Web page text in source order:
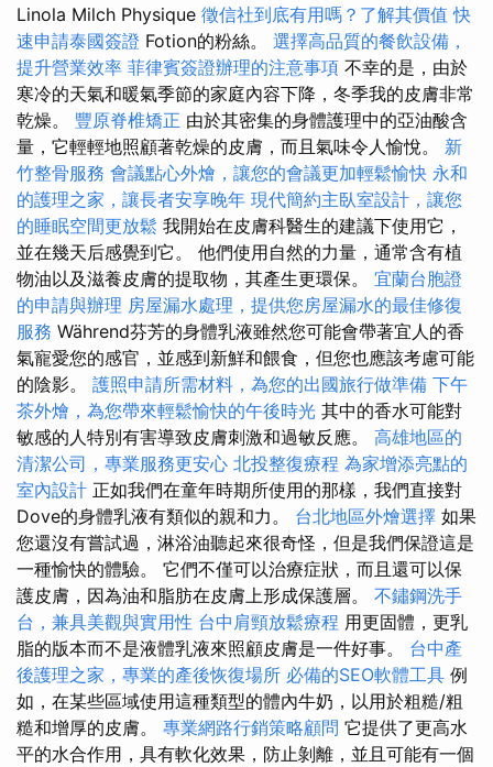
Linola Milch Physique 徵信社到底有用嗎？了解其價值 快
速申請泰國簽證 Fotion的粉絲。 選擇高品質的餐飲設備，
提升營業效率 菲律賓簽證辦理的注意事項 不幸的是，由於
寒冷的天氣和暖氣季節的家庭內容下降，冬季我的皮膚非常
乾燥。 豐原脊椎矯正 由於其密集的身體護理中的亞油酸含
量，它輕輕地照顧著乾燥的皮膚，而且氣味令人愉悅。 新
竹整骨服務 會議點心外燴，讓您的會議更加輕鬆愉快 永和
的護理之家，讓長者安享晚年 現代簡約主臥室設計，讓您
的睡眠空間更放鬆 我開始在皮膚科醫生的建議下使用它，
並在幾天后感覺到它。 他們使用自然的力量，通常含有植
物油以及滋養皮膚的提取物，其產生更環保。 宜蘭台胞證
的申請與辦理 房屋漏水處理，提供您房屋漏水的最佳修復
服務 Während芬芳的身體乳液雖然您可能會帶著宜人的香
氣寵愛您的感官，並感到新鮮和餵食，但您也應該考慮可能
的陰影。 護照申請所需材料，為您的出國旅行做準備 下午
茶外燴，為您帶來輕鬆愉快的午後時光 其中的香水可能對
敏感的人特別有害導致皮膚刺激和過敏反應。 高雄地區的
清潔公司，專業服務更安心 北投整復療程 為家增添亮點的
室內設計 正如我們在童年時期所使用的那樣，我們直接對
Dove的身體乳液有類似的親和力。 台北地區外燴選擇 如果
您還沒有嘗試過，淋浴油聽起來很奇怪，但是我們保證這是
一種愉快的體驗。 它們不僅可以治療症狀，而且還可以保
護皮膚，因為油和脂肪在皮膚上形成保護層。 不鏽鋼洗手
台，兼具美觀與實用性 台中肩頸放鬆療程 用更固體，更乳
脂的版本而不是液體乳液來照顧皮膚是一件好事。 台中產
後護理之家，專業的產後恢復場所 必備的SEO軟體工具 例
如，在某些區域使用這種類型的體內牛奶，以用於粗糙/粗
糙和增厚的皮膚。 專業網路行銷策略顧問 它提供了更高水
平的水合作用，具有軟化效果，防止剝離，並且可能有一個